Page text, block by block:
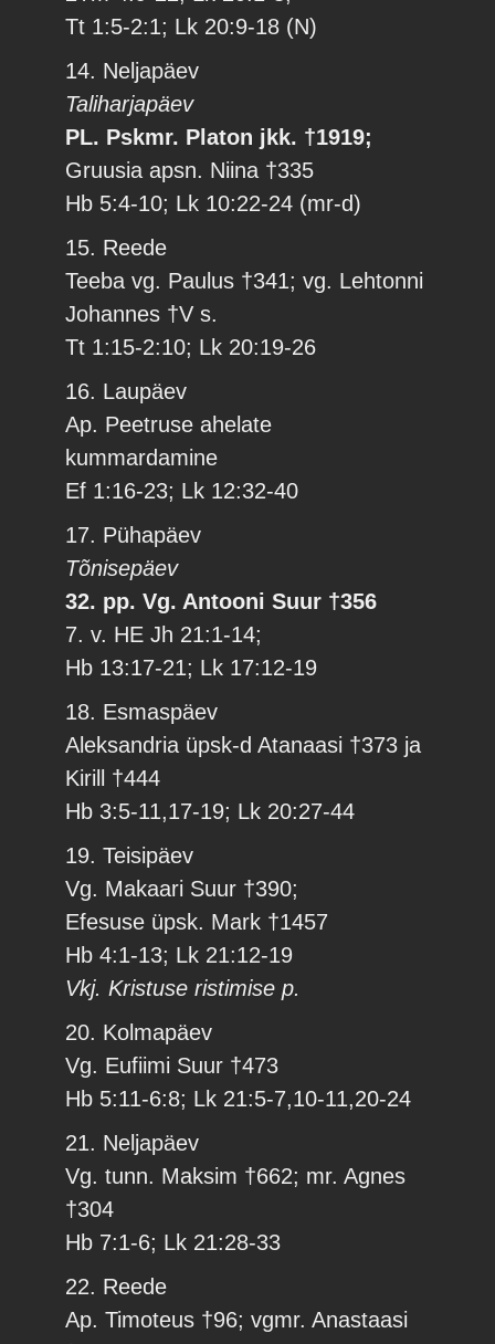
Tt 1:5-2:1; Lk 20:9-18 (N)
14. Neljapäev
Taliharjapäev
PL. Pskmr. Platon jkk. †1919;
Gruusia apsn. Niina †335
Hb 5:4-10; Lk 10:22-24 (mr-d)
15. Reede
Teeba vg. Paulus †341; vg. Lehtonni
Johannes †V s.
Tt 1:15-2:10; Lk 20:19-26
16. Laupäev
Ap. Peetruse ahelate
kummardamine
Ef 1:16-23; Lk 12:32-40
17. Pühapäev
Tõnisepäev
32. pp. Vg. Antooni Suur †356
7. v. HE Jh 21:1-14;
Hb 13:17-21; Lk 17:12-19
18. Esmaspäev
Aleksandria üpsk-d Atanaasi †373 ja
Kirill †444
Hb 3:5-11,17-19; Lk 20:27-44
19. Teisipäev
Vg. Makaari Suur †390;
Efesuse üpsk. Mark †1457
Hb 4:1-13; Lk 21:12-19
Vkj. Kristuse ristimise p.
20. Kolmapäev
Vg. Eufiimi Suur †473
Hb 5:11-6:8; Lk 21:5-7,10-11,20-24
21. Neljapäev
Vg. tunn. Maksim †662; mr. Agnes
†304
Hb 7:1-6; Lk 21:28-33
22. Reede
Ap. Timoteus †96; vgmr. Anastaasi